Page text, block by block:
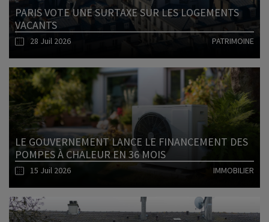
PARIS VOTE UNE SURTAXE SUR LES LOGEMENTS
VACANTS
28 Juil 2026 PATRIMOINE
Lire l'article
LE GOUVERNEMENT LANCE LE FINANCEMENT DES
POMPES À CHALEUR EN 36 MOIS
15 Juil 2026 IMMOBILIER
Lire l'article